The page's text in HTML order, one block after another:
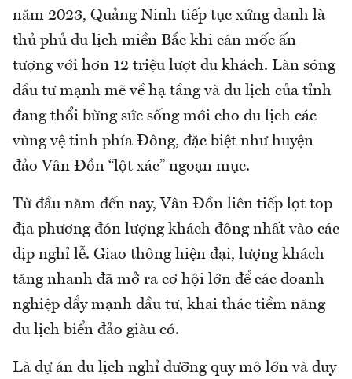
năm 2023, Quảng Ninh tiếp tục xứng danh là
thủ phủ du lịch miền Bắc khi cán mốc ấn
tượng với hơn 12 triệu lượt du khách. Làn sóng
đầu tư mạnh mẽ về hạ tầng và du lịch của tỉnh
đang thổi bừng sức sống mới cho du lịch các
vùng vệ tinh phía Đông, đặc biệt như huyện
đảo Vân Đồn “lột xác” ngoạn mục.
Từ đầu năm đến nay, Vân Đồn liên tiếp lọt top
địa phương đón lượng khách đông nhất vào các
dịp nghỉ lễ. Giao thông hiện đại, lượng khách
tăng nhanh đã mở ra cơ hội lớn để các doanh
nghiệp đẩy mạnh đầu tư, khai thác tiềm năng
du lịch biển đảo giàu có.
Là dự án du lịch nghỉ dưỡng quy mô lớn và duy